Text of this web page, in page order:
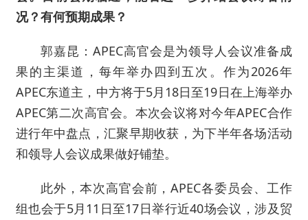
况？有何预期成果？
郭嘉昆：APEC高官会是为领导人会议准备成
果的主渠道，每年举办四到五次。作为2026年
APEC东道主，中方将于5月18日至19日在上海举办
APEC第二次高官会。本次会议将对今年APEC合作
进行年中盘点，汇聚早期收获，为下半年各场活动
和领导人会议成果做好铺垫。
此外，本次高官会前，APEC各委员会、工作
组也会于5月11日至17日举行近40场会议，涉及贸